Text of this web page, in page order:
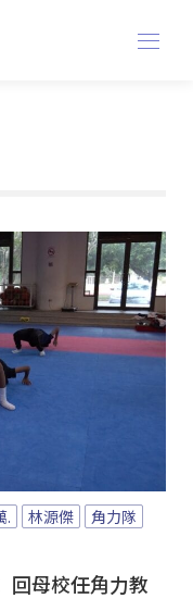
. 林源傑
角力隊
回母校任角力教